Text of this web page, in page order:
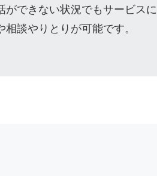
ができない状況でもサービスに
談やりとりが可能です。